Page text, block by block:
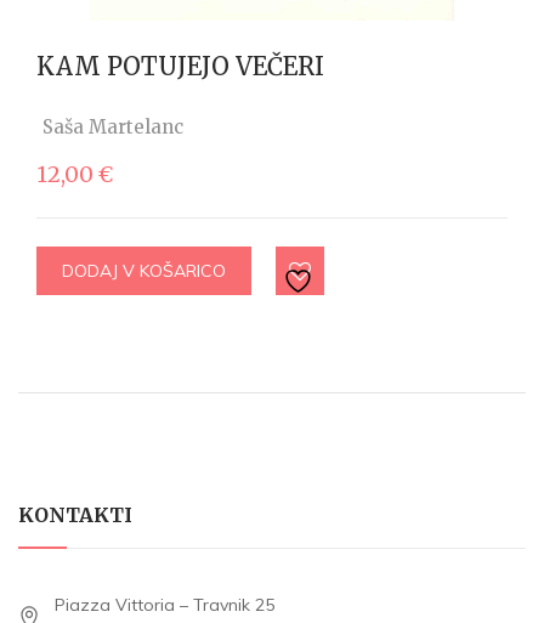
KAM POTUJEJO VEČERI
Saša Martelanc
12,00 €
DODAJ V KOŠARICO
KONTAKTI
Piazza Vittoria – Travnik 25